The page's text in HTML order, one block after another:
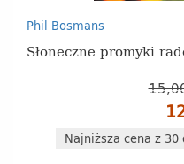
Phil Bosmans
Słoneczne promyki
Najniższa cena z 30